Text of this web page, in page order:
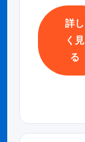
詳し
く見
る